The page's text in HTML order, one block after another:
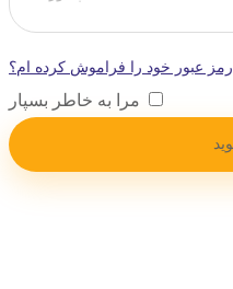
رمز عبور خود را فراموش کرده ام؟